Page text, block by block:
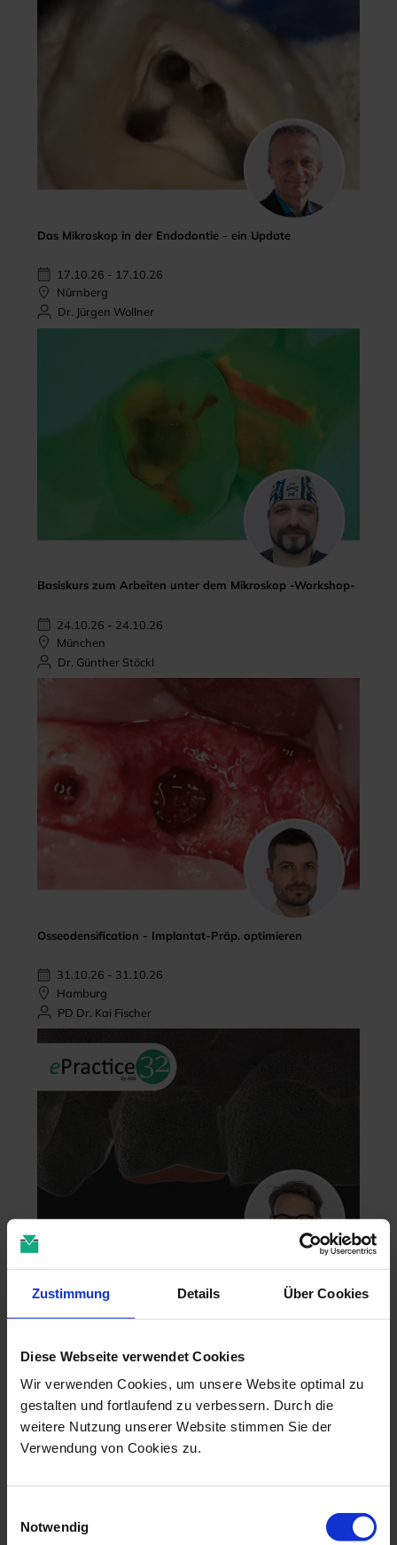
Zustimmung Details Über Cookies
Diese Webseite verwendet Cookies
Wir verwenden Cookies, um unsere Website optimal zu
gestalten und fortlaufend zu verbessern. Durch die
weitere Nutzung unserer Website stimmen Sie der
Verwendung von Cookies zu.
Notwendig
Das Mikroskop in der Endodontie - ein Update
17.10.26 - 17.10.26
Nürnberg
Dr. Jürgen Wollner
Basiskurs zum Arbeiten unter dem Mikroskop -Workshop-
24.10.26 - 24.10.26
München
Dr. Günther Stöckl
Osseodensification - Implantat-Präp. optimieren
31.10.26 - 31.10.26
Hamburg
PD Dr. Kai Fischer
Zahntechnik im 4D-Zeitalter
Dr. Christian Leonhardt